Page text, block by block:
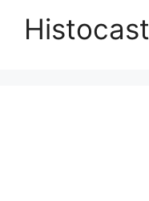
Histocast